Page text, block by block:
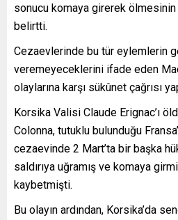
sonucu komaya girerek
belirtti.
Cezaevlerinde bu tür eylemlerin
veremeyeceklerini ifade eden
olaylarına karşı sükûnet çağrısı
Korsika Valisi Claude Erignac’ı
Colonna, tutuklu bulunduğu
cezaevinde 2 Mart’ta bir başka
saldırıya uğramış ve komaya
kaybetmişti.
Bu olayın ardından, Korsika’da